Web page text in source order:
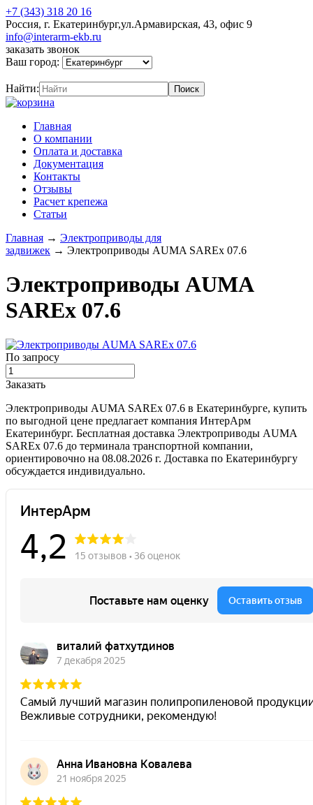
+7 (343) 318 20 16
Россия, г. Екатеринбург,ул.Армавирская, 43, офис 9
info@interarm-ekb.ru
заказать звонок
Ваш город:
Найти:
Главная
О компании
Оплата и доставка
Документация
Контакты
Отзывы
Расчет крепежа
Статьи
Главная → Электроприводы для
задвижек → Электроприводы AUMA SAREx 07.6
Электроприводы AUMA
SAREx 07.6
По запросу
Заказать
Электроприводы AUMA SAREx 07.6 в Екатеринбурге, купить
по выгодной цене предлагает компания ИнтерАрм
Екатеринбург. Бесплатная доставка Электроприводы AUMA
SAREx 07.6 до терминала транспортной компании,
ориентировочно на 08.08.2026 г. Доставка по Екатеринбургу
обсуждается индивидуально.